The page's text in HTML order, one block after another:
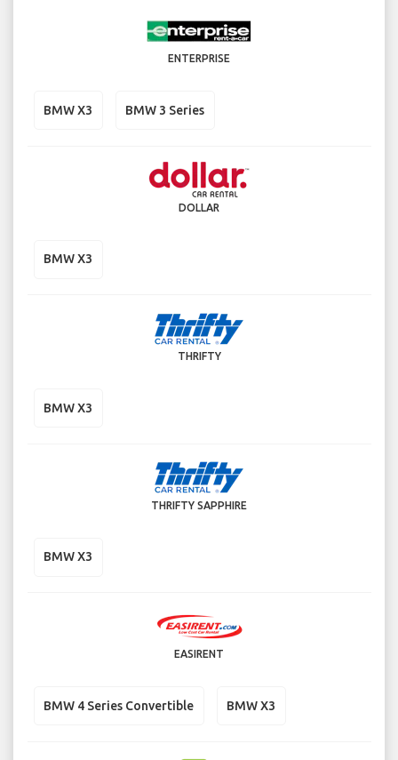
ENTERPRISE
BMW X3 BMW 3 Series
DOLLAR
BMW X3
THRIFTY
BMW X3
THRIFTY SAPPHIRE
BMW X3
EASIRENT
BMW 4 Series Convertible BMW X3